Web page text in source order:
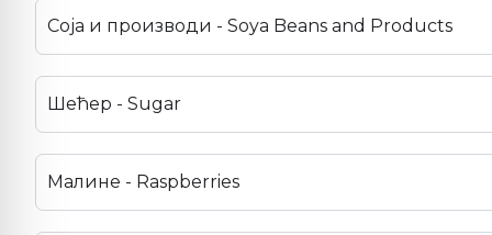
Соја и производи - Soya Beans and Products
Шећер - Sugar
Малине - Raspberries